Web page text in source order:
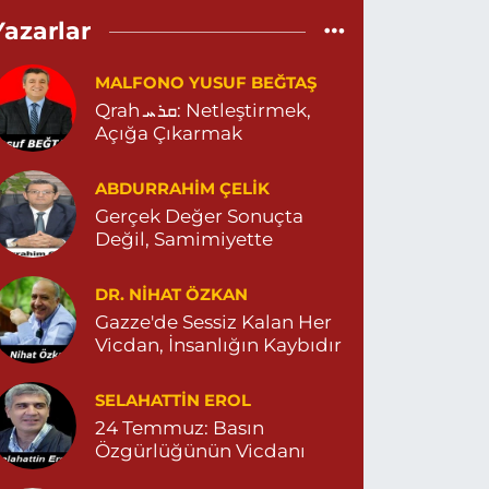
Eylül Eczanesi
MAHALLE 655 SOKAK NO:35 D MİGROS
MEHMET SİNCAR PARKI YANI ZERGAN
HEKİMLİĞİ KARŞISI 04823121313
0 (482) 312 13 13 Yol Tarifi Al
Tema Eczanesi
MAHALLESİ NUSAYBİN CADDE NO:1 E
CD. ÖZEL İPEKYOLU HASTANESİ YANI
0 (482) 312 29 20
Menal Eczanesi
EYYUBİ MAHALLE LOZAN CADDE
0 (482) 415 15 01
Demhat Eczanesi
MALFONO YUSUF BEĞTAŞ
Qrah ܩܪܚ: Netleştirmek,
Açığa Çıkarmak
ABDURRAHIM ÇELİK
Gerçek Değer Sonuçta
Değil, Samimiyette
DR. NIHAT ÖZKAN
Gazze'de Sessiz Kalan Her
Vicdan, İnsanlığın Kaybıdır
SELAHATTIN EROL
24 Temmuz: Basın
Özgürlüğünün Vicdanı